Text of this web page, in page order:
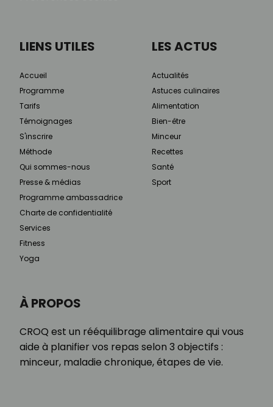
À PROPOS
CROQ est un rééquilibrage alimentaire qui vous
aide à planifier vos repas selon 3 objectifs :
minceur, maladie chronique, étapes de vie.
LIENS UTILES
Accueil
Programme
Tarifs
Témoignages
S'inscrire
Méthode
Qui sommes-nous
Presse & médias
Programme ambassadrice
Charte de confidentialité
Services
Fitness
Yoga
LES ACTUS
Actualités
Astuces culinaires
Alimentation
Bien-être
Minceur
Recettes
Santé
Sport